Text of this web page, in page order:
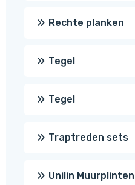
Rechte planken
Tegel
Tegel
Traptreden sets
Unilin Muurplinten